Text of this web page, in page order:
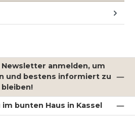
anmelden, um
und bestens informiert zu
bleiben!
bunten Haus in Kassel